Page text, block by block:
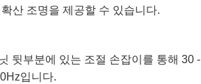
산 조명을 제공할 수 있습니다.
뒷부분에 있는 조절 손잡이를 통해 30 -
입니다.